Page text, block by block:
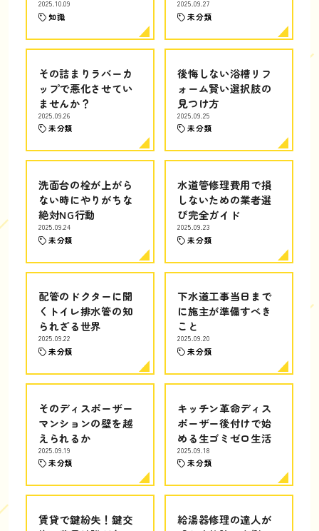
2025.10.09
知識
2025.09.27
未分類
その詰まりラバーカ
ップで悪化させてい
ませんか？
2025.09.26
未分類
後悔しない浴槽リフ
ォーム賢い選択肢の
見つけ方
2025.09.25
未分類
洗面台の栓が上がら
ない時にやりがちな
絶対NG行動
2025.09.24
未分類
水道管修理費用で損
しないための業者選
び完全ガイド
2025.09.23
未分類
配管のドクターに聞
くトイレ排水管の知
られざる世界
2025.09.22
未分類
下水道工事当日まで
に施主が準備すべき
こと
2025.09.20
未分類
そのディスポーザー
マンションの壁を越
えられるか
2025.09.19
未分類
キッチン革命ディス
ポーザー後付けで始
める生ゴミゼロ生活
2025.09.18
未分類
賃貸で鍵紛失！鍵交
給湯器修理の達人が